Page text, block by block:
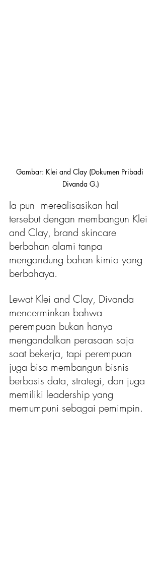
Gambar: Klei and Clay (Dokumen Pribadi
Divanda G.)
Ia pun  merealisasikan hal
tersebut dengan membangun Klei
and Clay, brand skincare
berbahan alami tanpa
mengandung bahan kimia yang
berbahaya.
Lewat Klei and Clay, Divanda
mencerminkan bahwa
perempuan bukan hanya
mengandalkan perasaan saja
saat bekerja, tapi perempuan
juga bisa membangun bisnis
berbasis data, strategi, dan juga
memiliki leadership yang
memumpuni sebagai pemimpin.